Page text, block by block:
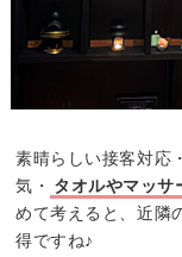
素晴らしい接客対応
気・ タオルやマッサ
めて考えると、近隣
得ですね♪